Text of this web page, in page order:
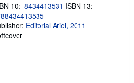
g
t
10: 8434413531 ISBN 13:
Editorial Ariel, 2011